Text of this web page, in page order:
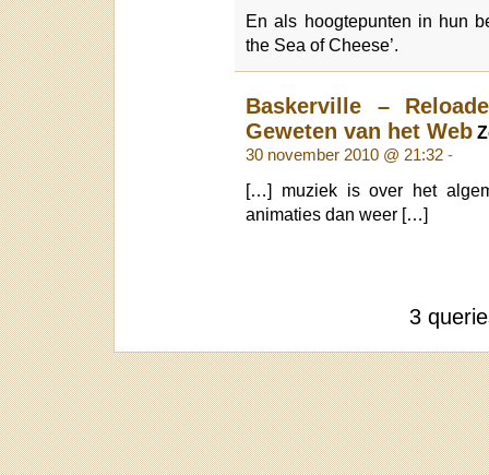
En als hoogtepunten in hun
the Sea of Cheese’.
Baskerville –
Geweten van het Web
30 november 2010 @ 21:32 -
[…] muziek is over het
animaties dan weer […]
3